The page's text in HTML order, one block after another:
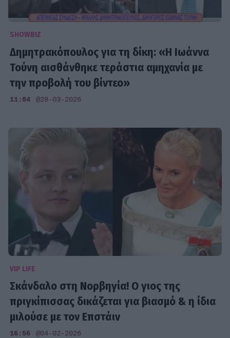
SHOWBIZ
Δημητρακόπουλος για τη δίκη: «H Ιωάννα
Τούνη αισθάνθηκε τεράστια αμηχανία με
την προβολή του βίντεο»
11:04 @28-03-2026
VIP LIFE
Σκάνδαλο στη Νορβηγία! Ο γιος της
πριγκίπισσας δικάζεται για βιασμό & η ίδια
μιλούσε με τον Επστάιν
16:56 @04-02-2026